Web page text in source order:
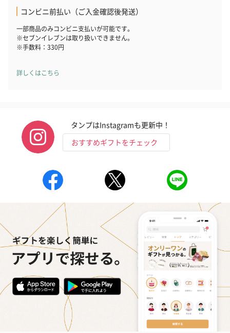
コンビニ前払い（ご入金確認後発送）
一部商品のみコンビニ支払いが可能です。
※セブンイレブンは取り扱いできません。
※手数料：330円
詳しくはこちら
タンプはInstagramも更新中！
おすすめギフトをチェック